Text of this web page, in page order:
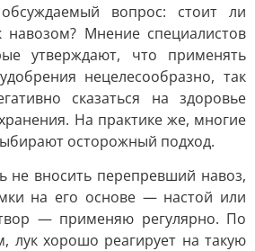
вопрос: стоит ли
навозом? Мнение специалистов
утверждают, что применять
нецелесообразно, так
сказаться на здоровье
На практике же, многие
осторожный подход.
не вносить перепревший навоз,
на его основе — настой или
— применяю регулярно. По
лук хорошо реагирует на такую